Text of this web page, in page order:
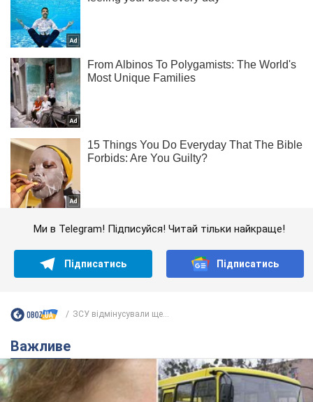
Ми в Telegram! Підписуйся! Читай тільки найкраще!
Підписатись Підписатись
ЗСУ відмінусували ще...
Важливе